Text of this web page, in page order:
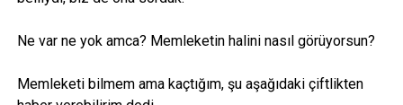
Ne var ne yok amca? Memleketin halini nasıl görüyorsun?
Memleketi bilmem ama kaçtığım, şu aşağıdaki çiftlikten